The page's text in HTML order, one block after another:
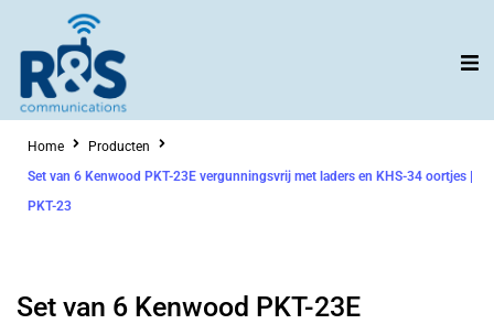
inhoud
Home
Producten
Set van 6 Kenwood PKT-23E vergunningsvrij met laders en KHS-34 oortjes |
PKT-23
Set van 6 Kenwood PKT-23E